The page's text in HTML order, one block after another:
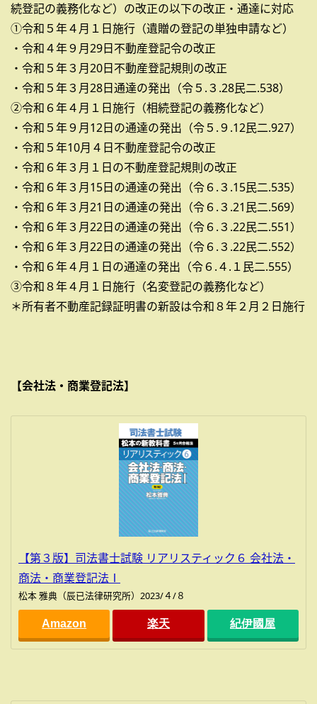
続登記の義務化など）の改正の以下の改正・通達に対応
①令和５年４月１日施行（遺贈の登記の単独申請など）
・令和４年９月29日不動産登記令の改正
・令和５年３月20日不動産登記規則の改正
・令和５年３月28日通達の発出（令５.３.28民二.538）
②令和６年４月１日施行（相続登記の義務化など）
・令和５年９月12日の通達の発出（令５.９.12民二.927）
・令和５年10月４日不動産登記令の改正
・令和６年３月１日の不動産登記規則の改正
・令和６年３月15日の通達の発出（令６.３.15民二.535）
・令和６年３月21日の通達の発出（令６.３.21民二.569）
・令和６年３月22日の通達の発出（令６.３.22民二.551）
・令和６年３月22日の通達の発出（令６.３.22民二.552）
・令和６年４月１日の通達の発出（令６.４.１民二.555）
③令和８年４月１日施行（名変登記の義務化など）
＊所有者不動産記録証明書の新設は令和８年２月２日施行
【会社法・商業登記法】
【第３版】司法書士試験 リアリスティック６ 会社法・
商法・商業登記法Ⅰ
松本 雅典（辰已法律研究所）2023/４/８
Amazon 楽天 紀伊國屋